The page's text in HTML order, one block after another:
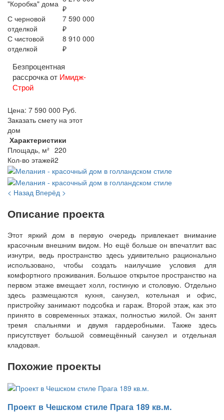
"Коробка" дома ₽
С черновой
отделкой
7 590 000
₽
С чистовой
отделкой
8 910 000
₽
Безпроцентная
рассрочка от Имидж-
Строй
Цена: 7 590 000 Руб.
Заказать смету на этот
дом
Характеристики
Площадь, м² 220
Кол-во этажей2
< Назад Вперёд >
Описание проекта
Этот яркий дом в первую очередь привлекает внимание
красочным внешним видом. Но ещё больше он впечатлит вас
изнутри, ведь пространство здесь удивительно рационально
использовано, чтобы создать наилучшие условия для
комфортного проживания. Большое открытое пространство на
первом этаже вмещает холл, гостиную и столовую. Отдельно
здесь размещаются кухня, санузел, котельная и офис,
пристройку занимают подсобка и гараж. Второй этаж, как это
принято в современных этажах, полностью жилой. Он занят
тремя спальнями и двумя гардеробными. Также здесь
присутствует большой совмещённый санузел и отдельная
кладовая.
Похожие проекты
Проект в Чешском стиле Прага 189 кв.м.